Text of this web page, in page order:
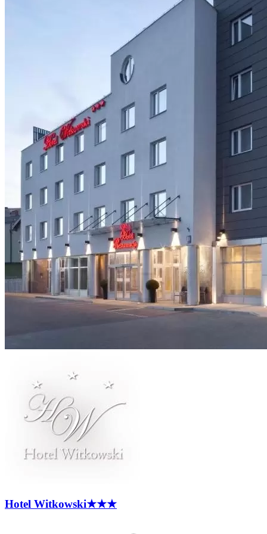
Hotel Witkowski★★★